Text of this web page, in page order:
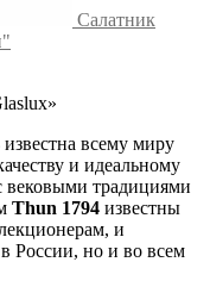
Салатник
известна всему миру
и идеальному
вековыми традициями
Thun 1794 известны
и
России, но и во всем